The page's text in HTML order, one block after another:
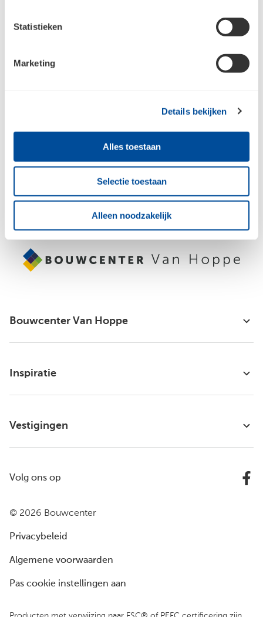
Statistieken
Marketing
Details bekijken
Alles toestaan
Selectie toestaan
Alleen noodzakelijk
Meld je aan voor de nieuwsbrief en
blijf op de hoogte
Raadpleegons privacybeleidvoor meer informatie over hoe we jouw
Aanmelden
Bouwcenter Van Hoppe
Inspiratie
Vestigingen
© 2026 Bouwcenter
Privacybeleid
Algemene voorwaarden
Pas cookie instellingen aan
Volg ons op